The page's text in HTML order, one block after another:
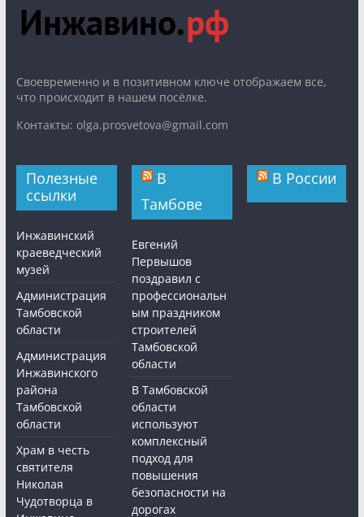
Cвоевременно и в позитивном ключе отображаем все,
что происходит в нашем посёлке.
Контакты: olga.prosvetova@gmail.com
Полезные
ссылки
Инжавинский
краеведческий
музей
Администрация
Тамбовской
области
Администрация
Инжавинского
района
Тамбовской
области
Храм в честь
святителя
Николая
Чудотворца в
В
Тамбове
Евгений
Первышов
поздравил с
профессиональн
ым праздником
строителей
Тамбовской
области
В Тамбовской
области
используют
комплексный
подход для
повышения
безопасности на
дорогах
В России